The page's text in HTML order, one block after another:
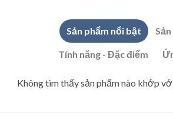
Sản phẩm nổi bật
Tính năng - Đặc điểm
Không tìm thấy sản phẩm nào khớp